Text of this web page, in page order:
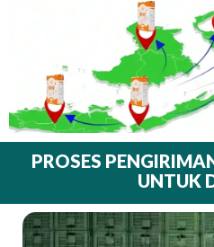
PROSES
UNTUK